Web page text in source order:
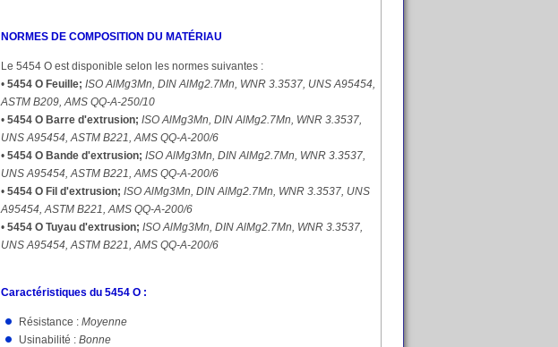
NORMES DE COMPOSITION DU MATÉRIAU
Le 5454 O est disponible selon les normes suivantes :
• 5454 O Feuille; ISO AlMg3Mn, DIN AlMg2.7Mn, WNR 3.3537, UNS A95454,
ASTM B209, AMS QQ-A-250/10
• 5454 O Barre d'extrusion; ISO AlMg3Mn, DIN AlMg2.7Mn, WNR 3.3537,
UNS A95454, ASTM B221, AMS QQ-A-200/6
• 5454 O Bande d'extrusion; ISO AlMg3Mn, DIN AlMg2.7Mn, WNR 3.3537,
UNS A95454, ASTM B221, AMS QQ-A-200/6
• 5454 O Fil d'extrusion; ISO AlMg3Mn, DIN AlMg2.7Mn, WNR 3.3537, UNS
A95454, ASTM B221, AMS QQ-A-200/6
• 5454 O Tuyau d'extrusion; ISO AlMg3Mn, DIN AlMg2.7Mn, WNR 3.3537,
UNS A95454, ASTM B221, AMS QQ-A-200/6
Caractéristiques du 5454 O :
Résistance : Moyenne
Usinabilité : Bonne